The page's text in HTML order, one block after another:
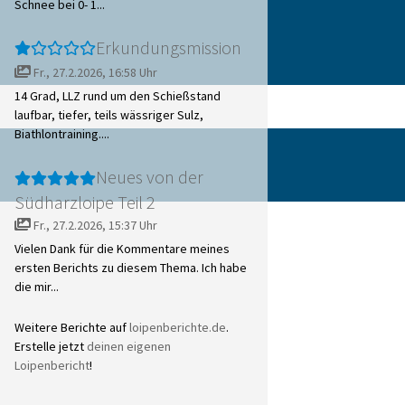
Schnee bei 0- 1...
Erkundungsmission
Fr., 27.2.2026, 16:58 Uhr
14 Grad, LLZ rund um den Schießstand
laufbar, tiefer, teils wässriger Sulz,
Biathlontraining....
Neues von der
Südharzloipe Teil 2
Fr., 27.2.2026, 15:37 Uhr
Vielen Dank für die Kommentare meines
ersten Berichts zu diesem Thema. Ich habe
die mir...
Weitere Berichte aufloipenberichte.de.
Erstelle jetzt deinen eigenen
Loipenbericht!